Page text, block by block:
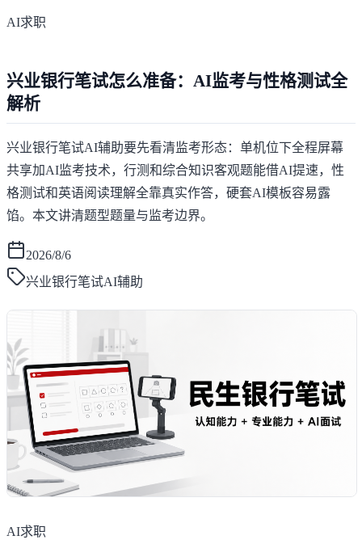
AI求职
兴业银行笔试怎么准备：AI监考与性格测试全
解析
兴业银行笔试AI辅助要先看清监考形态：单机位下全程屏幕
共享加AI监考技术，行测和综合知识客观题能借AI提速，性
格测试和英语阅读理解全靠真实作答，硬套AI模板容易露
馅。本文讲清题型题量与监考边界。
2026/8/6
兴业银行笔试AI辅助
AI求职